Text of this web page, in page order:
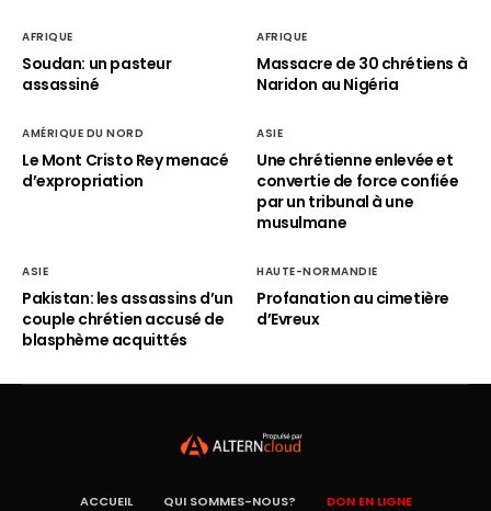
AFRIQUE
Soudan: un pasteur
assassiné
AFRIQUE
Massacre de 30 chrétiens à
Naridon au Nigéria
AMÉRIQUE DU NORD
Le Mont Cristo Rey menacé
d’expropriation
ASIE
Une chrétienne enlevée et
convertie de force confiée
par un tribunal à une
musulmane
ASIE
Pakistan: les assassins d’un
couple chrétien accusé de
blasphème acquittés
HAUTE-NORMANDIE
Profanation au cimetière
d’Evreux
ACCUEIL QUI SOMMES-NOUS? DON EN LIGNE